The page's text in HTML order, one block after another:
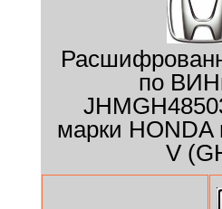
по
марки
V